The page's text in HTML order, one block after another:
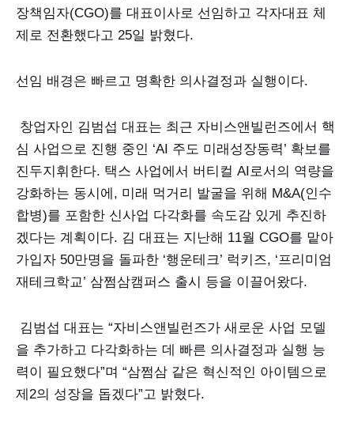
장책임자(CGO)를 대표이사로 선임하고 각자대표 체
제로 전환했다고 25일 밝혔다.
선임 배경은 빠르고 명확한 의사결정과 실행이다.
창업자인 김범섭 대표는 최근 자비스앤빌런즈에서 핵
심 사업으로 진행 중인 ‘AI 주도 미래성장동력’ 확보를
진두지휘한다. 택스 사업에서 버티컬 AI로서의 역량을
강화하는 동시에, 미래 먹거리 발굴을 위해 M&A(인수
합병)를 포함한 신사업 다각화를 속도감 있게 추진하
겠다는 계획이다. 김 대표는 지난해 11월 CGO를 맡아
가입자 50만명을 돌파한 ‘행운테크’ 럭키즈, ‘프리미엄
재테크학교’ 삼쩜삼캠퍼스 출시 등을 이끌어왔다.
김범섭 대표는 “자비스앤빌런즈가 새로운 사업 모델
을 추가하고 다각화하는 데 빠른 의사결정과 실행 능
력이 필요했다”며 “삼쩜삼 같은 혁신적인 아이템으로
제2의 성장을 돕겠다”고 밝혔다.